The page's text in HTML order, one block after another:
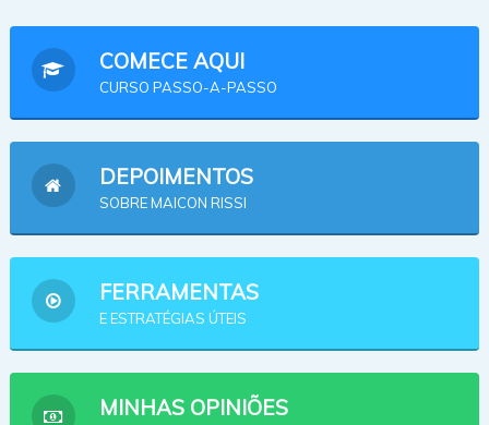
COMECE AQUI
CURSO PASSO-A-PASSO
DEPOIMENTOS
SOBRE MAICON RISSI
FERRAMENTAS
E ESTRATÉGIAS ÚTEIS
MINHAS OPINIÕES